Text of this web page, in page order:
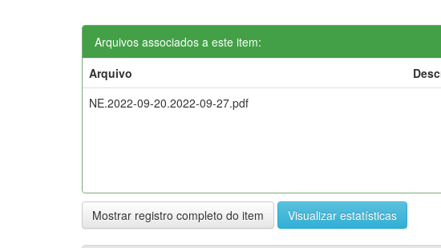
Arquivos associados a este item:
Arquivo
NE.2022-09-20.2022-09-27.pdf
Mostrar registro completo do item Visualizar estatísticas